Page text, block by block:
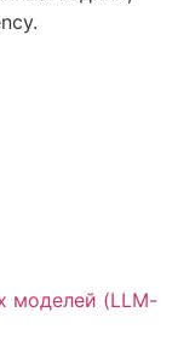
моделей (LLM-